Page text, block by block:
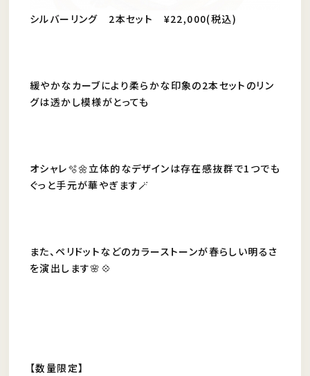
シルバーリング 2本セット ¥22,000(税込)
緩やかなカーブにより柔らかな印象の2本セットのリン
グは透かし模様がとっても
オシャレ🫧🌼立体的なデザインは存在感抜群で1つでも
ぐっと手元が華やぎます🪄
また、ペリドットなどのカラーストーンが春らしい明るさ
を演出します🌸💠
【数量限定】